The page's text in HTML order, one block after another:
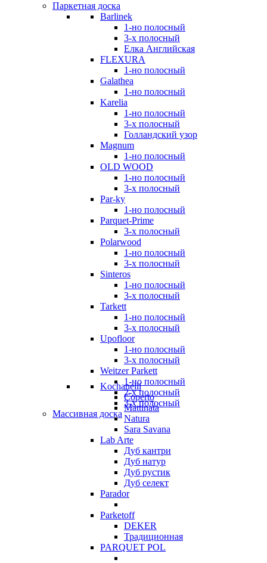
Паркетная доска
Barlinek
1-но полосный
3-х полосный
Елка Английская
FLEXURA
1-но полосный
Galathea
1-но полосный
Karelia
1-но полосный
3-х полосный
Голландский узор
Magnum
1-но полосный
OLD WOOD
1-но полосный
3-х полосный
Par-ky
1-но полосный
Parquet-Prime
3-х полосный
Polarwood
1-но полосный
3-х полосный
Sinteros
1-но полосный
3-х полосный
Tarkett
1-но полосный
3-х полосный
Upofloor
1-но полосный
3-х полосный
Weitzer Parkett
1-но полосный
2-х полосный
3-х полосный
Массивная доска
Kochanelli
Coperto
Mattinata
Natura
Sara Savana
Lab Arte
Дуб кантри
Дуб натур
Дуб рустик
Дуб селект
Parador
Parketoff
DEKER
Традиционная
PARQUET POL